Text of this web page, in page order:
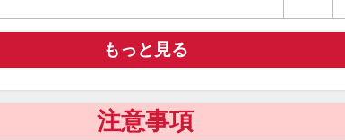
もっと見る
注意事項